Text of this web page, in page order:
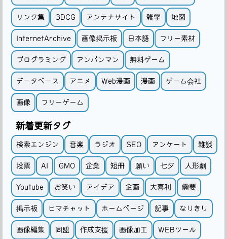
リンク集 3DCG アンテナサイト 雑学 地図
InternetArchive 画像掲示板 日本語 フリー素材
プログラミング アンパンマン 無料ゲーム
データベース アニメ Web漫画 漫画 ゲーム会社
画像 フリーゲーム
新着更新タグ
検索エンジン 音楽 ラジオ SEO アンケート 雑談
投票 AI GMO 企業 短冊 願い 七夕 人形劇
Youtube お笑い アイデア 企画 大喜利 需要
掲示板 ヒマチャット ホームページ 記事 なりきり
画像編集 同盟 作成支援 画像加工 WEBツール